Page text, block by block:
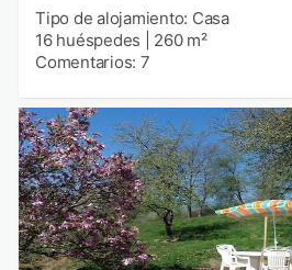
Tipo de alojamiento: Casa
16 huéspedes
260 m²
Comentarios: 7